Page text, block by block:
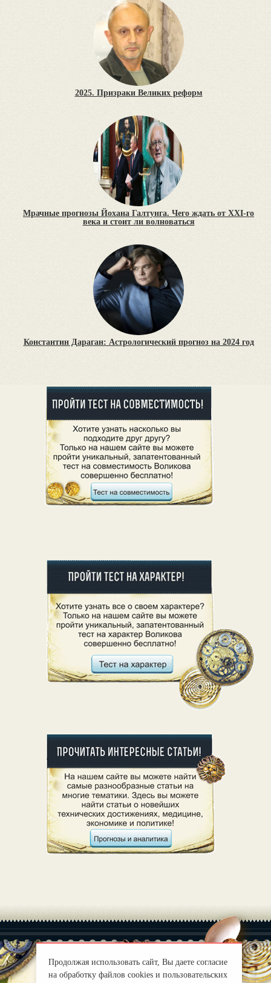
2025. Призраки Великих реформ
Мрачные прогнозы Йохана Галтунга. Чего ждать от XXI-го
века и стоит ли волноваться
Константин Дараган: Астрологический прогноз на 2024 год
Продолжая использовать сайт, Вы даете согласие
на обработку файлов cookies и пользовательских